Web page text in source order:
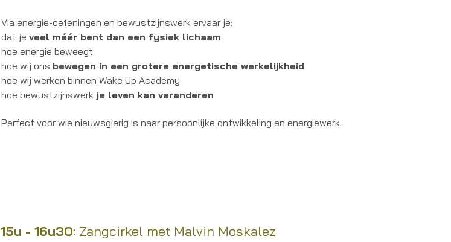
Via energie-oefeningen en bewustzijnswerk ervaar je:
dat jeveel méér bent dan een fysiek lichaam
hoe energie beweegt
hoe wij ons bewegen in een grotere energetische werkelijkheid
hoe wij werken binnen Wake Up Academy
hoe bewustzijnswerk je leven kan veranderen
Perfect voor wie nieuwsgierig is naar persoonlijke ontwikkeling en energiewerk.
15u - 16u30: Zangcirkel met Malvin Moskalez